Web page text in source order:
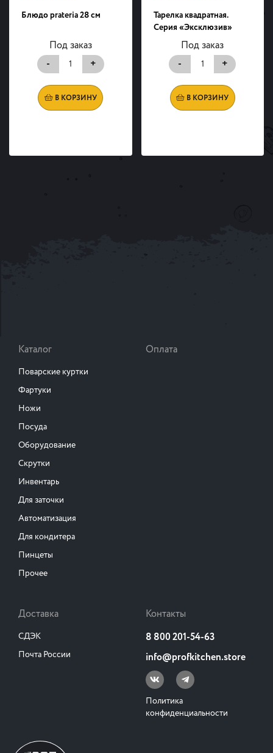
Блюдо prateria 28 см
Под заказ
-
+
В КОРЗИНУ
Тарелка квадратная.
Серия «Эксклюзив»
Под заказ
-
+
В КОРЗИНУ
Каталог
Поварские куртки
Фартуки
Ножи
Посуда
Оборудование
Скрутки
Инвентарь
Для заточки
Автоматизация
Для кондитера
Пинцеты
Прочее
Оплата
Доставка
СДЭК
Почта России
Контакты
8 800 201-54-63
info@profkitchen.store
Политика
конфиденциальности